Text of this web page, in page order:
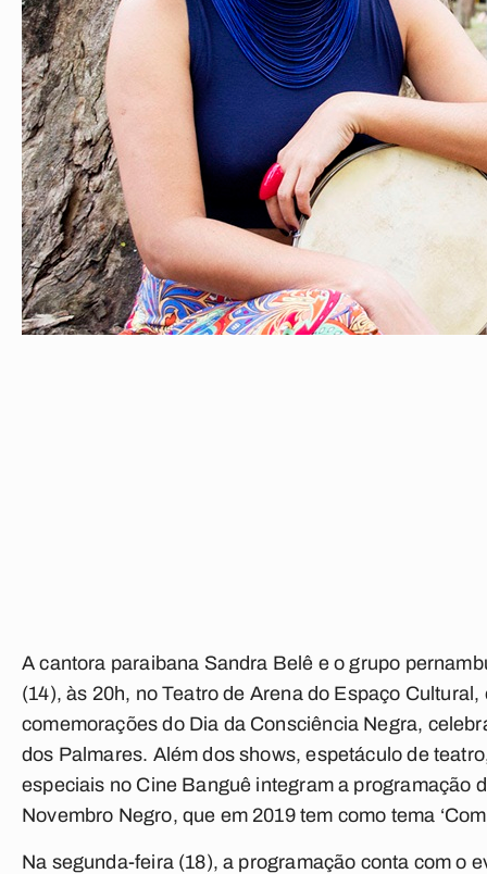
A cantora paraibana Sandra Belê e o grupo
(14), às 20h, no Teatro de Arena do Espaço
comemorações do Dia da Consciência Negra,
dos Palmares. Além dos shows, espetáculo de
especiais no Cine Banguê integram a programação
Novembro Negro, que em 2019 tem como tema
Na segunda-feira (18), a programação conta com o